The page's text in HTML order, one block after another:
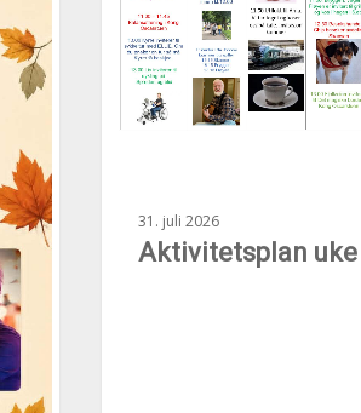
31. juli 2026
Aktivitetsplan uke